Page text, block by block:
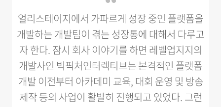
얼리스테이지에서 가파르게 성장 중인 플랫폼을
개발하는 개발팀이 겪는 성장통에 대해서 다루고
자 한다. 잠시 회사 이야기를 하면 레벨업지지의
개발사인 빅픽처인터렉티브는 본격적인 플랫폼
개발 이전부터 아카데미 교육, 대회 운영 및 방송
제작 등의 사업이 활발히 진행되고 있었다. 그런